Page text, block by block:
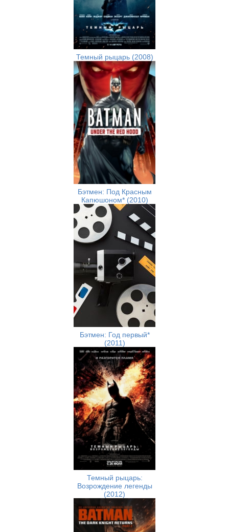
Темный рыцарь (2008)
Бэтмен: Под Красным
Капюшоном* (2010)
Бэтмен: Год первый*
(2011)
Темный рыцарь:
Возрождение легенды
(2012)